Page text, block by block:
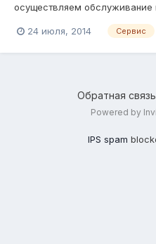
осуществляем
регламентные работы по
24 июля, 2014 Сервис
Обратная связь
Powered by
IPS spam